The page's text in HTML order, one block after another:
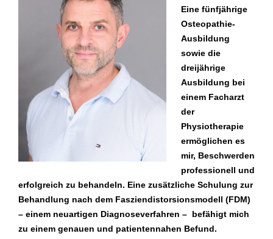
Eine fünfjährige
Osteopathie-
Ausbildung
sowie die
dreijährige
Ausbildung bei
einem Facharzt
der
Physiotherapie
ermöglichen es
mir, Beschwerden
professionell und
erfolgreich zu behandeln. Eine zusätzliche Schulung zur
Behandlung nach dem Fasziendistorsionsmodell (FDM)
– einem neuartigen Diagnoseverfahren – befähigt mich
zu einem genauen und patientennahen Befund.